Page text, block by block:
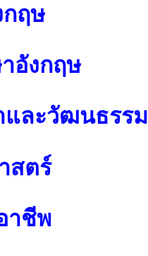
ฤษ
อังกฤษ
และวัฒนธรรม
สตร์
าชีพ